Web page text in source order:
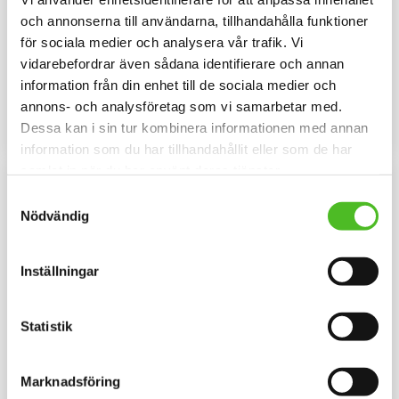
och annonserna till användarna, tillhandahålla funktioner
för sociala medier och analysera vår trafik. Vi
vidarebefordrar även sådana identifierare och annan
information från din enhet till de sociala medier och
annons- och analysföretag som vi samarbetar med.
Dessa kan i sin tur kombinera informationen med annan
information som du har tillhandahållit eller som de har
Nödvändig
Inställningar
Statistik
Marknadsföring
Dekaler med Border
Collie
Rund dekal i 3D-variant av hög
kvalitet med ett motiv av en
Border Collie. Finns i 3 storlekar
diameter.
79
Lägg till i favoriter
INFO
Mössa med Border Collie
Mössa i bomullspandex med ett
Mössan finns i flera färger.
159
Lägg
INFO
Keps i svart, vitt eller rosa med
NYA FÄRGER
Barnmössa med Border